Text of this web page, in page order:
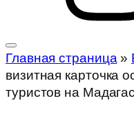
Главная страница »
визитная карточка
туристов на